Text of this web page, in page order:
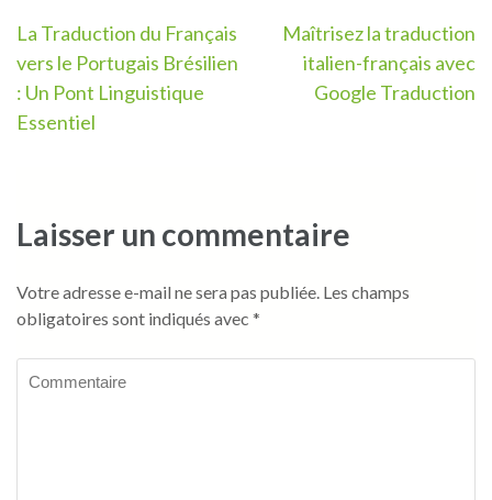
Navigation
de
l’article
La Traduction du Français
vers le Portugais Brésilien
: Un Pont Linguistique
Essentiel
Maîtrisez la traduction
italien-français avec
Google Traduction
Laisser un commentaire
Votre adresse e-mail ne sera pas publiée. Les champs
obligatoires sont indiqués avec *